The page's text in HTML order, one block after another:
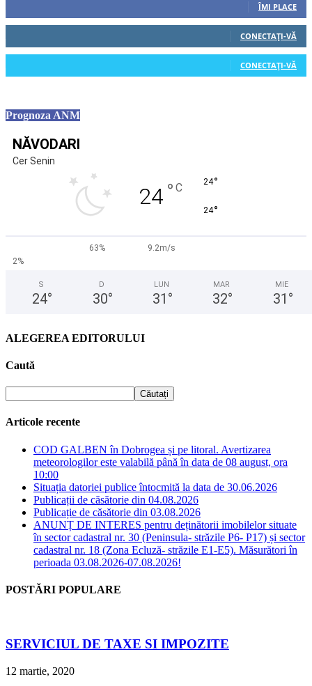
ÎMI PLACE
CONECTAȚI-VĂ
CONECTAȚI-VĂ
Prognoza ANM
NĂVODARI
Cer Senin
24 ° C 24°
24°
63%
9.2m/s
2%
S
24°
D
30°
LUN
31 °
MAR
32°
MIE
31 °
ALEGEREA EDITORULUI
Caută
Articole recente
COD GALBEN în Dobrogea și pe litoral. Avertizarea
meteorologilor este valabilă până în data de 08 august, ora
10:00
Situația datoriei publice întocmită la data de 30.06.2026
Publicații de căsătorie din 04.08.2026
Publicație de căsătorie din 03.08.2026
ANUNȚ DE INTERES pentru deținătorii imobilelor situate
în sector cadastral nr. 30 (Peninsula- străzile P6- P17) și sector
cadastral nr. 18 (Zona Ecluză- străzile E1-E5). Măsurători în
perioada 03.08.2026-07.08.2026!
POSTĂRI POPULARE
SERVICIUL DE TAXE SI IMPOZITE
12 martie, 2020